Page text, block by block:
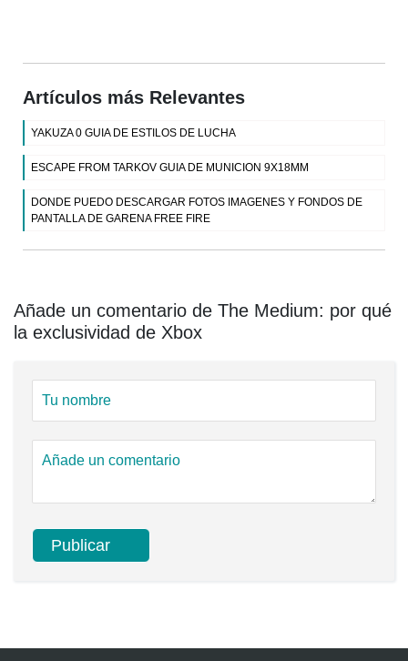
Artículos más Relevantes
YAKUZA 0 GUIA DE ESTILOS DE LUCHA
ESCAPE FROM TARKOV GUIA DE MUNICION 9X18MM
DONDE PUEDO DESCARGAR FOTOS IMAGENES Y FONDOS DE
PANTALLA DE GARENA FREE FIRE
Añade un comentario de The Medium: por qué
la exclusividad de Xbox